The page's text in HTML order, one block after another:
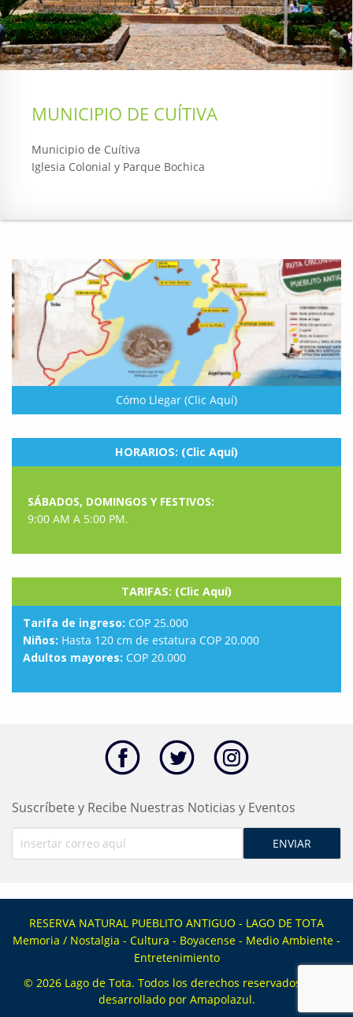
MUNICIPIO DE CUÍTIVA
Municipio de Cuítiva
Iglesia Colonial y Parque Bochica
Cómo Llegar (Clic Aquí)
HORARIOS: (Clic Aquí)
SÁBADOS, DOMINGOS Y FESTIVOS:
9:00 AM A 5:00 PM.
TARIFAS: (Clic Aquí)
Tarifa de ingreso: COP 25.000
Niños: Hasta 120 cm de estatura COP 20.000
Adultos mayores: COP 20.000
Suscríbete y Recibe Nuestras Noticias y Eventos
RESERVA NATURAL PUEBLITO ANTIGUO - LAGO DE TOTA
Memoria / Nostalgia - Cultura - Boyacense - Medio Ambiente -
Entretenimiento
© 2026 Lago de Tota. Todos los derechos reservados. Sitio
desarrollado por Amapolazul.